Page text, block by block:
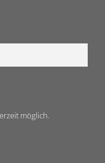
möglich.